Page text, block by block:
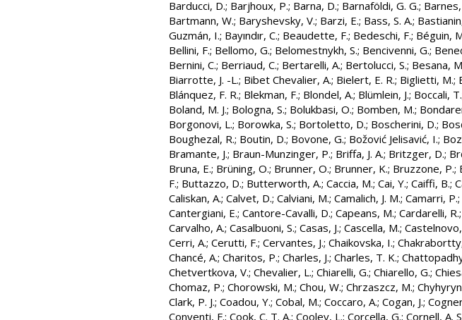
Barducci, D.; Barjhoux, P.; Barna, D.; Barnaföldi, G. G.; Barnes,
Bartmann, W.; Baryshevsky, V.; Barzi, E.; Bass, S. A.;
Guzmán, I.; Bayındır, C.; Beaudette, F.; Bedeschi, F.; Béguin,
Bellini, F.; Bellomo, G.; Belomestnykh, S.; Bencivenni, G.;
Bernini, C.; Berriaud, C.; Bertarelli, A.; Bertolucci, S.; Besana,
Biarrotte, J. -L.; Bibet Chevalier, A.; Bielert, E. R.; Biglietti, M.;
Blánquez, F. R.; Blekman, F.; Blondel, A.; Blümlein, J.; Boccali, T.
Boland, M. J.; Bologna, S.; Bolukbasi, O.; Bomben, M.;
Borgonovi, L.; Borowka, S.; Bortoletto, D.; Boscherini, D.;
Boughezal, R.; Boutin, D.; Bovone, G.; Božović Jelisavić, I.;
Bramante, J.; Braun-Munzinger, P.; Briffa, J. A.; Britzger, D.;
Bruna, E.; Brüning, O.; Brunner, O.; Brunner, K.; Bruzzone, P.;
F.; Buttazzo, D.; Butterworth, A.; Caccia, M.; Cai, Y.; Caiffi, B.;
Caliskan, A.; Calvet, D.; Calviani, M.; Camalich, J. M.; Camarri, P.;
Cantergiani, E.; Cantore-Cavalli, D.; Capeans, M.; Cardarelli, R.;
Carvalho, A.; Casalbuoni, S.; Casas, J.; Cascella, M.;
Cerri, A.; Cerutti, F.; Cervantes, J.; Chaikovska, I.;
Chancé, A.; Charitos, P.; Charles, J.; Charles, T. K.;
Chetvertkova, V.; Chevalier, L.; Chiarelli, G.; Chiarello, G.;
Chomaz, P.; Chorowski, M.; Chou, W.; Chrzaszcz, M.;
Clark, P. J.; Coadou, Y.; Cobal, M.; Coccaro, A.; Cogan, J.;
Conventi, F.; Cook, C. T. A.; Cooley, L.; Corcella, G.; Cornell, A.